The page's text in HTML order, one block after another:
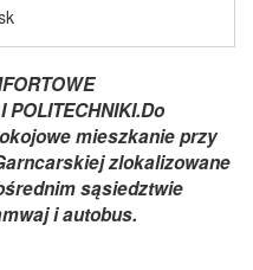
POLITECHNIKI.Do
mieszkanie przy
zlokalizowane
sąsiedztwie
i autobus.